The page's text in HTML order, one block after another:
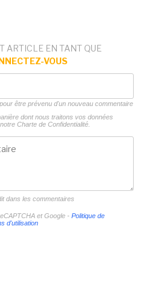
ARTICLE EN TANT QUE
VOUS
être prévenu d'un nouveau commentaire
dont nous traitons vos données
Charte de Confidentialité.
dans les commentaires
et Google - Politique de
d'utilisation